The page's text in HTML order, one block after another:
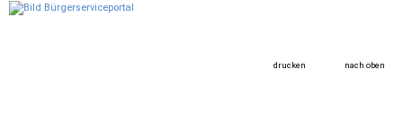
drucken nach oben